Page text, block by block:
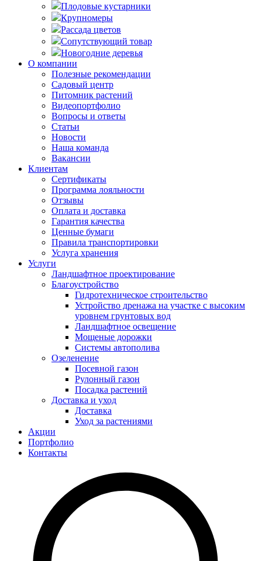
Плодовые кустарники
Крупномеры
Рассада цветов
Сопутствующий товар
Новогодние деревья
О компании
Полезные рекомендации
Садовый центр
Питомник растений
Видеопортфолио
Вопросы и ответы
Статьи
Новости
Наша команда
Вакансии
Клиентам
Сертификаты
Программа лояльности
Отзывы
Оплата и доставка
Гарантия качества
Ценные бумаги
Правила транспортировки
Услуга хранения
Услуги
Ландшафтное проектирование
Благоустройство
Гидротехническое строительство
Устройство дренажа на участке с высоким
уровнем грунтовых вод
Ландшафтное освещение
Мощеные дорожки
Системы автополива
Озеленение
Посевной газон
Рулонный газон
Посадка растений
Доставка и уход
Доставка
Уход за растениями
Акции
Портфолио
Контакты